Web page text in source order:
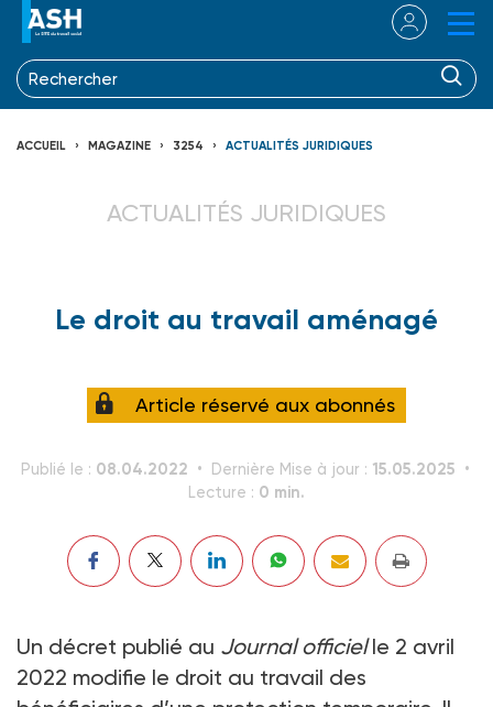
ACCUEIL MAGAZINE 3254 ACTUALITÉS JURIDIQUES
ACTUALITÉS JURIDIQUES
Le droit au travail aménagé
Article réservé aux abonnés
Publié le : 08.04.2022 Dernière Mise à jour : 15.05.2025
Lecture : 0 min.
Un décret publié au Journal officielle 2 avril
2022 modifie le droit au travail des